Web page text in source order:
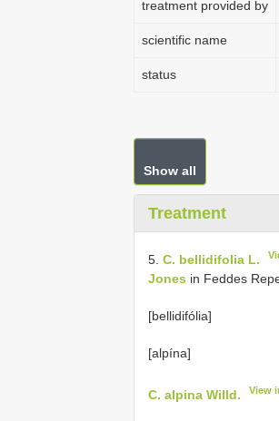
treatment provided by
scientific name
status
Show all
Treatment
5. C. bellidifolia L.
Jones in Feddes
[bellidifólia]
[alpína]
C. alpina Willd. View